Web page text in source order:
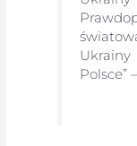
Polsce”